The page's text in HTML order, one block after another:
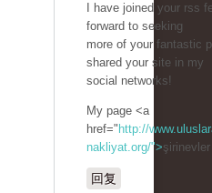
I have joined your rss
forward to seeking
more of your fantastic
shared your site in my
social networks!
My page <a
href=" http://
nakliyat.org/">
回复